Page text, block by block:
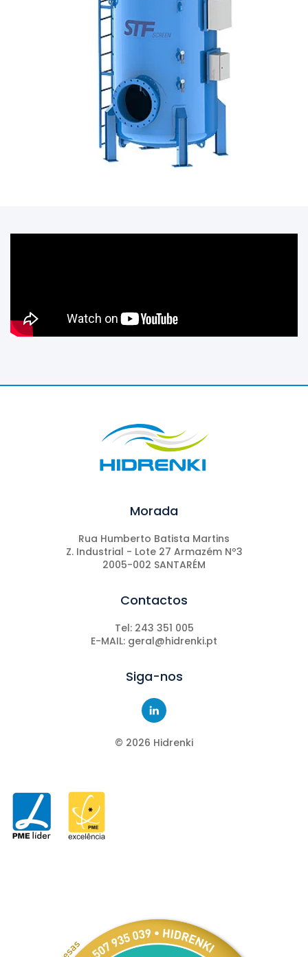
Morada
Rua Humberto Batista Martins
Z. Industrial - Lote 27 Armazém Nº3
2005-002 SANTARÉM
Contactos
Tel: 243 351 005
E-MAIL: geral@hidrenki.pt
Siga-nos
© 2026 Hidrenki